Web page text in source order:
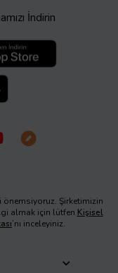
İndirin
Şirketimizin
almak için lütfen Kişisel
’nı inceleyiniz.